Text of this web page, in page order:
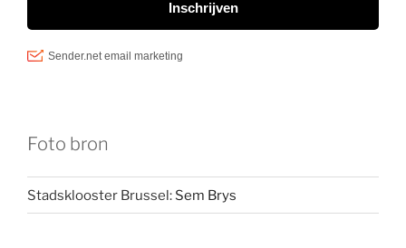
Foto bron
Stadsklooster Brussel: Sem Brys